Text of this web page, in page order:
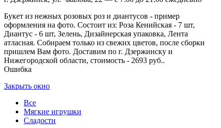
Букет из нежных розовых роз и диантусов - пример
оформления на фото. Состоит из: Роза Кенийская - 7 шт,
Диантус - 6 шт, Зелень, Дизайнерская упаковка, Лента
атласная. Собираем только из свежих цветов, после сборки
пришлем Вам фото. Доставим по г. Дзержинску и
Нижегородской области, стоимость - 2693 руб..
Ошибка
Закрыть окно
Все
Мягкие игрушки
Сладости